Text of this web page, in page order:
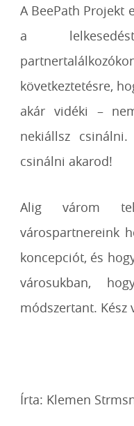
A BeePath Projekt
a
következtetésre,
akár vidéki –
nekiállsz
csinálni akarod!
Alig várom
várospartnereink
koncepciót, és
városukban,
módszertant. Kész
Írta: Klemen